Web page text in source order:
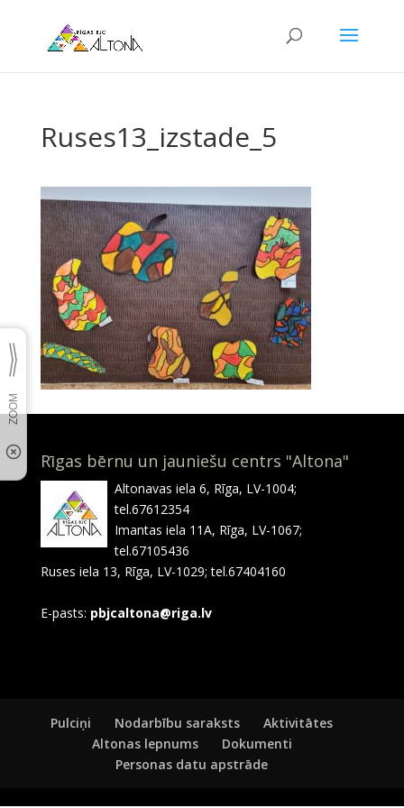
Ruses13_izstade_5
Rīgas bērnu un jauniešu centrs "Altona"
Altonavas iela 6, Rīga, LV-1004;
tel.67612354
Imantas iela 11A, Rīga, LV-1067;
tel.67105436
Ruses iela 13, Rīga, LV-1029; tel.67404160
E-pasts: pbjcaltona@riga.lv
Pulciņi Nodarbību saraksts
Aktivitātes
Altonas lepnums
Dokumenti
Personas datu apstrāde